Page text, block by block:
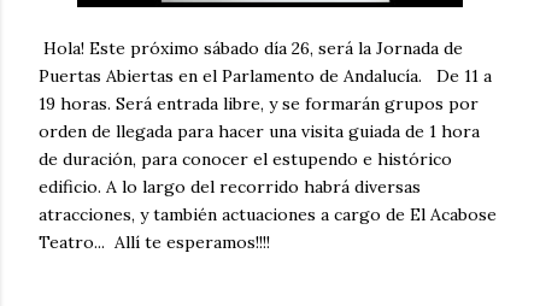
Hola! Este próximo sábado día 26, será la Jornada de
Puertas Abiertas en el Parlamento de Andalucía. De 11 a
19 horas. Será entrada libre, y se formarán grupos por
orden de llegada para hacer una visita guiada de 1 hora
de duración, para conocer el estupendo e histórico
edificio. A lo largo del recorrido habrá diversas
atracciones, y también actuaciones a cargo de El Acabose
Teatro... Allí te esperamos!!!!